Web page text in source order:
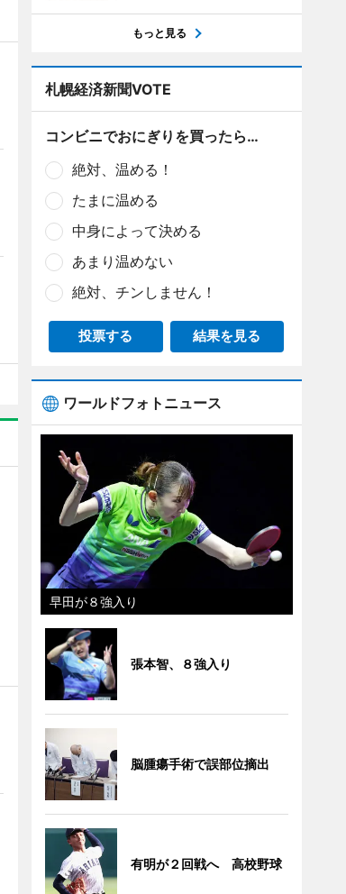
もっと見る
札幌経済新聞VOTE
コンビニでおにぎりを買ったら…
絶対、温める！
たまに温める
中身によって決める
あまり温めない
絶対、チンしません！
投票する 結果を見る
ワールドフォトニュース
早田が８強入り
張本智、８強入り
脳腫瘍手術で誤部位摘出
有明が２回戦へ 高校野球